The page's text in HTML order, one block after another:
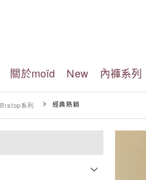
關於moïd New 內褲系列
Bratop系列 經典熱銷